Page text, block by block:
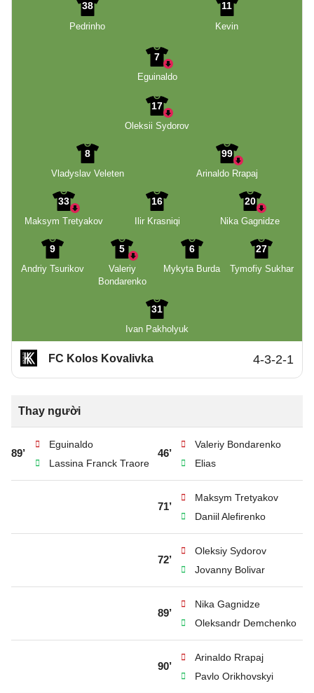
38
Pedrinho
11
Kevin
7
Eguinaldo
17
Oleksii Sydorov
8
Vladyslav Veleten
99
Arinaldo Rrapaj
33
Maksym Tretyakov
16
Ilir Krasniqi
20
Nika Gagnidze
9
Andriy Tsurikov
5
Valeriy
Bondarenko
6
Mykyta Burda
27
Tymofiy Sukhar
31
Ivan Pakholyuk
FC Kolos Kovalivka 4-3-2-1
Thay người
89’
Eguinaldo
Lassina Franck Traore
46’
Valeriy Bondarenko
Elias
71’
Maksym Tretyakov
Daniil Alefirenko
72’
Oleksiy Sydorov
Jovanny Bolivar
89’
Nika Gagnidze
Oleksandr Demchenko
90’
Arinaldo Rrapaj
Pavlo Orikhovskyi